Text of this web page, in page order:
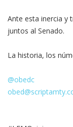
Ante esta inercia y
juntos al Senado.
La historia, los
@obedc